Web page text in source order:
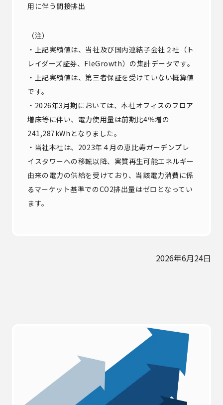
用に伴う間接排出
（注）
・上記実績値は、当社及び国内連結子会社２社（ト
レイダーズ証券、FleGrowth）の集計データです。
・上記実績値は、第三者保証を受けていない概算値
です。
・2026年3月期においては、本社オフィスのフロア
増床等に伴い、電力使用量は前期比4％増の
241,287kWhとなりました。
・当社本社は、2023年４月の恵比寿ガーデンプレ
イスタワーへの移転以降、実質再生可能エネルギー
由来の電力の供給を受けており、当該電力消費に係
るマーケット基準でのCO2排出量はゼロとなってい
ます。
2026年6月24日